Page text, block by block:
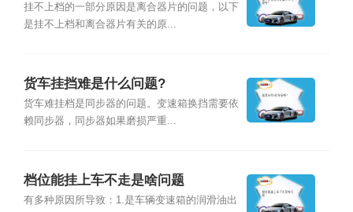
挂不上档的一部分原因是离合器片的问题，以下
是挂不上档和离合器片有关的原...
货车挂挡难是什么问题?
货车难挂档是同步器的问题。变速箱换挡需要依
赖同步器，同步器如果磨损严重...
档位能挂上车不走是啥问题
有多种原因所导致：1.是车辆变速箱的润滑油出